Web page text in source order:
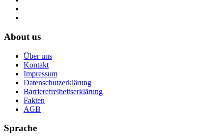
About us
Über uns
Kontakt
Impressum
Datenschutzerklärung
Barrierefreiheitserklärung
Fakten
AGB
Sprache